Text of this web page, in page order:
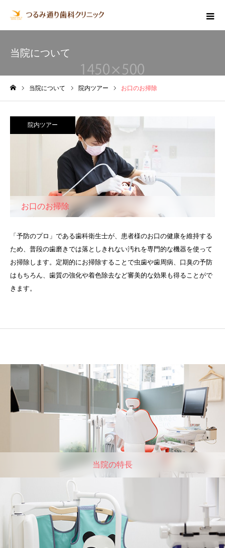
当院について
当院について 院内ツアー お口のお掃除
院内ツアー
お口のお掃除
「予防のプロ」である歯科衛生士が、患者様のお口の健康を維持する
ため、普段の歯磨きでは落としきれない汚れを専門的な機器を使って
お掃除します。定期的にお掃除することで虫歯や歯周病、口臭の予防
はもちろん、歯質の強化や着色除去など審美的な効果も得ることがで
きます。
当院の特⻑